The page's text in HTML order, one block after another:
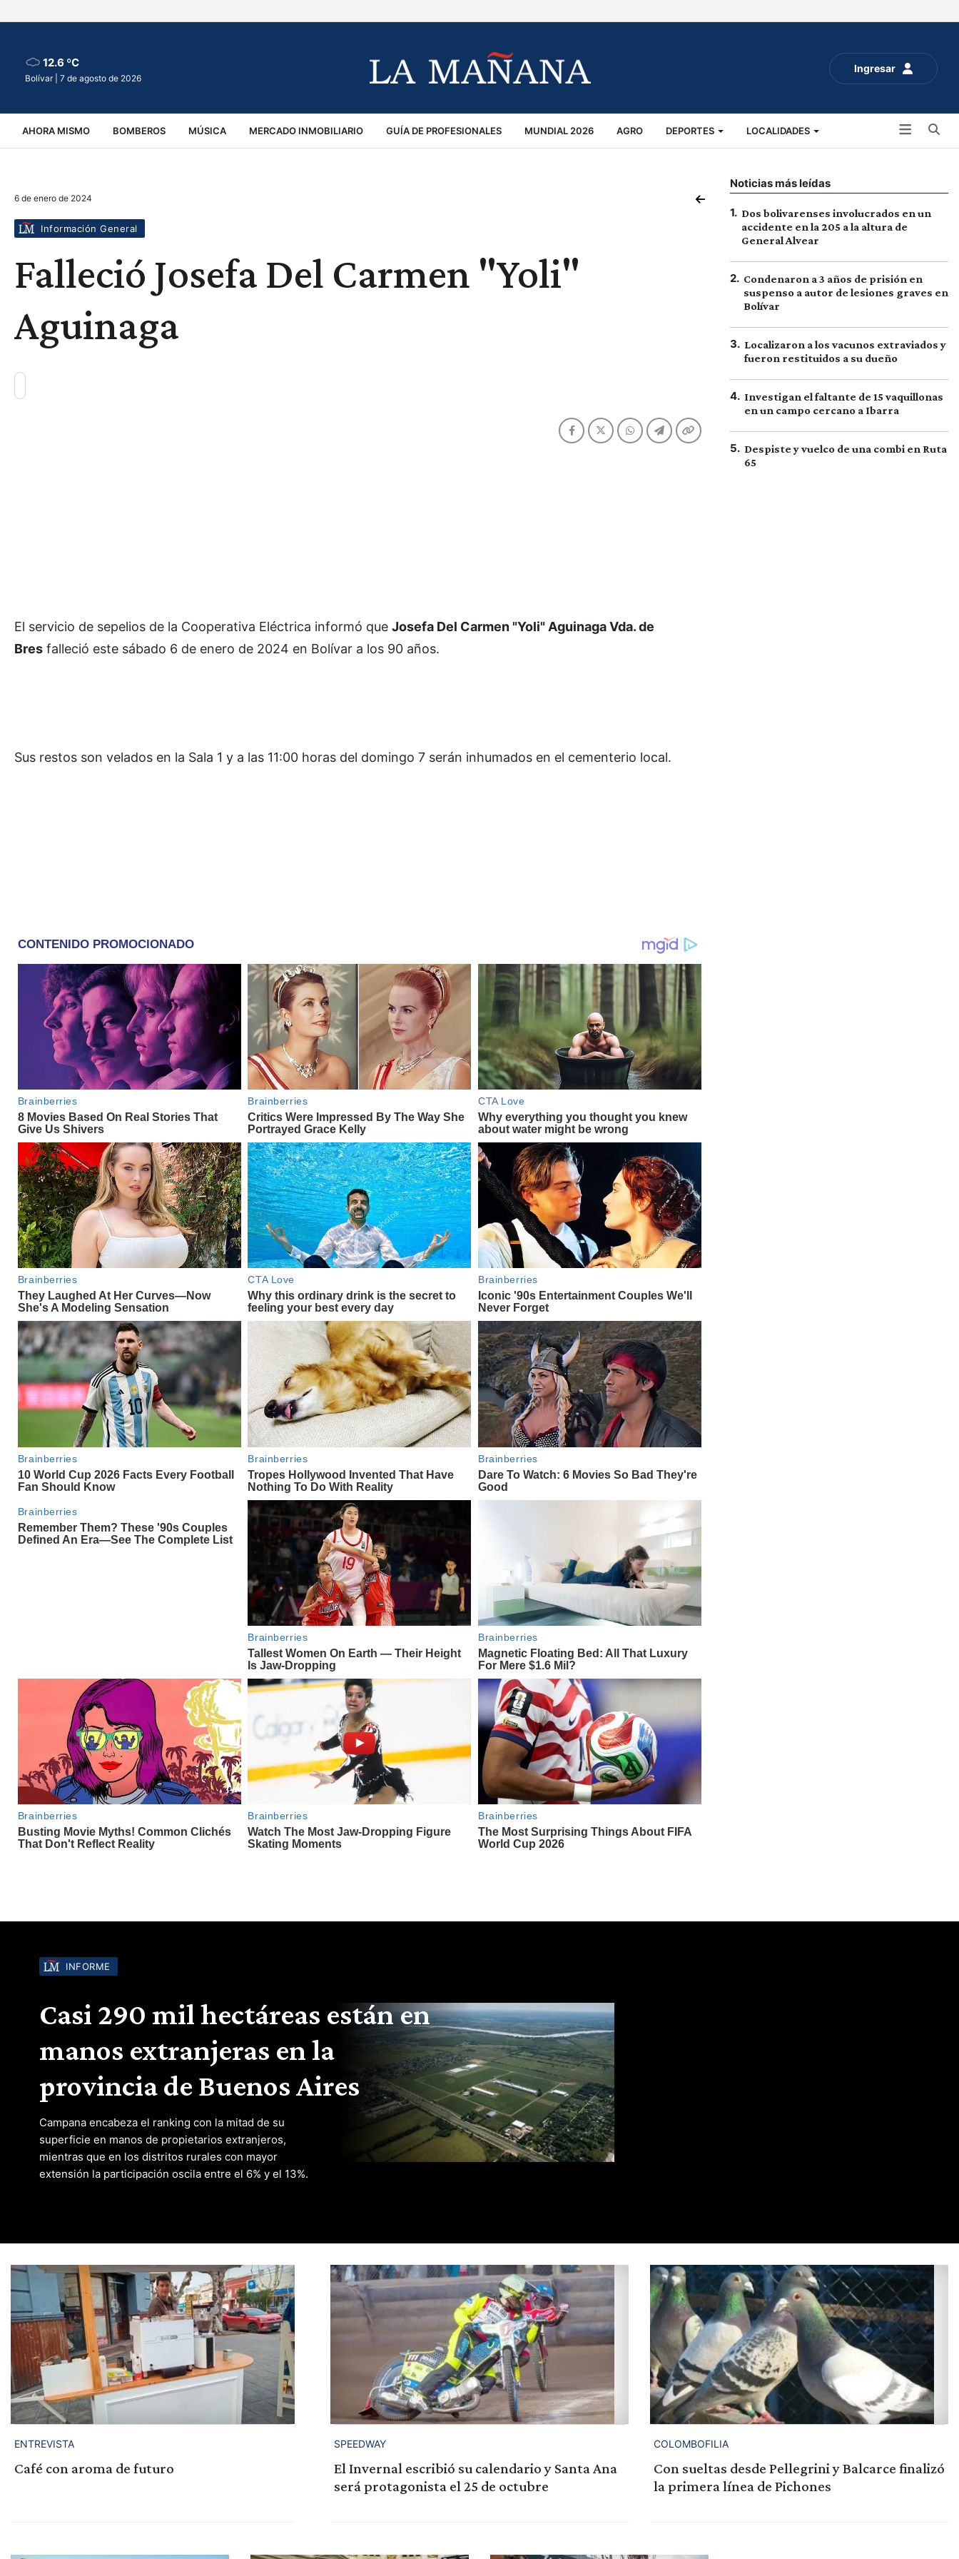
Ingresar
12.6 ºC
Bolívar | 7 de agosto de 2026
AHORA MISMO BOMBEROS MÚSICA MERCADO INMOBILIARIO GUÍA DE PROFESIONALES MUNDIAL 2026 AGRO DEPORTES LOCALIDADES
VIRALES ACCIDENTES
6 de enero de 2024
Información General
Falleció Josefa Del Carmen "Yoli"
Aguinaga
El servicio de sepelios de la Cooperativa Eléctrica informó que Josefa Del Carmen "Yoli" Aguinaga Vda. de
Bres falleció este sábado 6 de enero de 2024 en Bolívar a los 90 años.
Sus restos son velados en la Sala 1 y a las 11:00 horas del domingo 7 serán inhumados en el cementerio local.
Noticias más leídas
1. Dos bolivarenses involucrados en un
accidente en la 205 a la altura de
General Alvear
2. Condenaron a 3 años de prisión en
suspenso a autor de lesiones graves en
Bolívar
3. Localizaron a los vacunos extraviados y
fueron restituidos a su dueño
4. Investigan el faltante de 15 vaquillonas
en un campo cercano a Ibarra
5. Despiste y vuelco de una combi en Ruta
65
INFORME
Casi 290 mil hectáreas están en
manos extranjeras en la
provincia de Buenos Aires
Campana encabeza el ranking con la mitad de su
superficie en manos de propietarios extranjeros,
mientras que en los distritos rurales con mayor
extensión la participación oscila entre el 6% y el 13%.
ENTREVISTA
Café con aroma de futuro
SPEEDWAY
El Invernal escribió su calendario y Santa Ana
será protagonista el 25 de octubre
COLOMBOFILIA
Con sueltas desde Pellegrini y Balcarce finalizó
la primera línea de Pichones